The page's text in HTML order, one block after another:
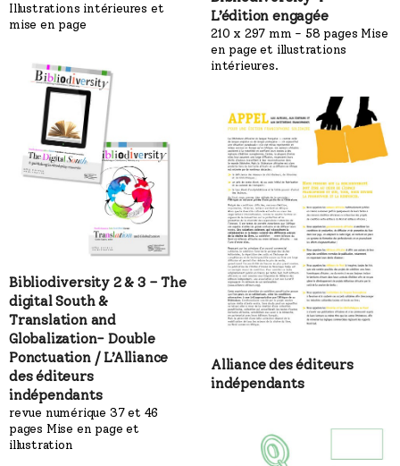
Illustrations intérieures et
mise en page
L’édition engagée
210 x 297 mm - 58 pages Mise
en page et illustrations
intérieures.
Bibliodiversity 2 & 3 – The
digital South &
Translation and
Globalization- Double
Ponctuation / L’Alliance
des éditeurs
indépendants
revue numérique 37 et 46
pages Mise en page et
illustration
Alliance des éditeurs
indépendants